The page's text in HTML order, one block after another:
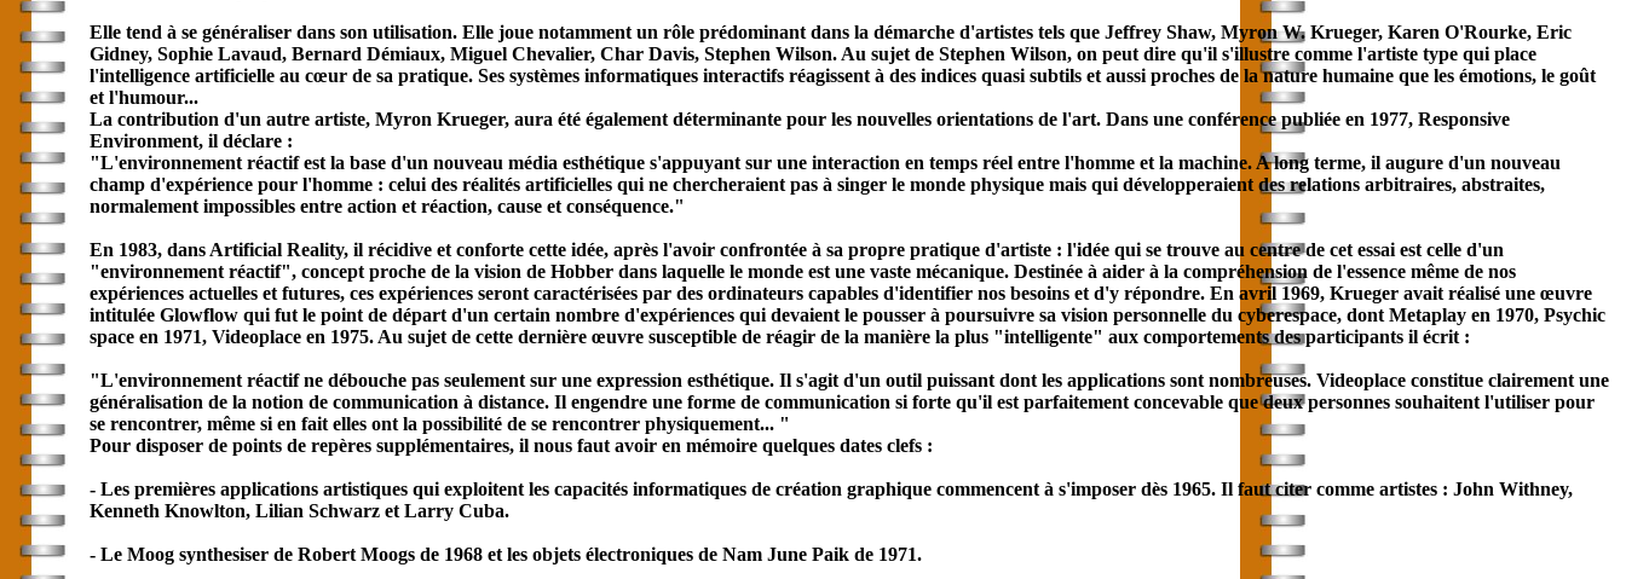
Elle tend à se généraliser dans son utilisation. Elle joue notamment un rôle prédominant dans la démarche d'artistes tels que Jeffrey Shaw, Myron W. Krueger, Karen O'Rourke, Eric
Gidney, Sophie Lavaud, Bernard Démiaux, Miguel Chevalier, Char Davis, Stephen Wilson. Au sujet de Stephen Wilson, on peut dire qu'il s'illustre comme l'artiste type qui place
l'intelligence artificielle au cœur de sa pratique. Ses systèmes informatiques interactifs réagissent à des indices quasi subtils et aussi proches de la nature humaine que les émotions, le goût
et l'humour...
La contribution d'un autre artiste, Myron Krueger, aura été également déterminante pour les nouvelles orientations de l'art. Dans une conférence publiée en 1977, Responsive
Environment, il déclare :
"L'environnement réactif est la base d'un nouveau média esthétique s'appuyant sur une interaction en temps réel entre l'homme et la machine. A long terme, il augure d'un nouveau
champ d'expérience pour l'homme : celui des réalités artificielles qui ne chercheraient pas à singer le monde physique mais qui développeraient des relations arbitraires, abstraites,
normalement impossibles entre action et réaction, cause et conséquence."
En 1983, dans Artificial Reality, il récidive et conforte cette idée, après l'avoir confrontée à sa propre pratique d'artiste : l'idée qui se trouve au centre de cet essai est celle d'un
"environnement réactif", concept proche de la vision de Hobber dans laquelle le monde est une vaste mécanique. Destinée à aider à la compréhension de l'essence même de nos
expériences actuelles et futures, ces expériences seront caractérisées par des ordinateurs capables d'identifier nos besoins et d'y répondre. En avril 1969, Krueger avait réalisé une œuvre
intitulée Glowflow qui fut le point de départ d'un certain nombre d'expériences qui devaient le pousser à poursuivre sa vision personnelle du cyberespace, dont Metaplay en 1970, Psychic
space en 1971, Videoplace en 1975. Au sujet de cette dernière œuvre susceptible de réagir de la manière la plus "intelligente" aux comportements des participants il écrit :
"L'environnement réactif ne débouche pas seulement sur une expression esthétique. Il s'agit d'un outil puissant dont les applications sont nombreuses. Videoplace constitue clairement une
généralisation de la notion de communication à distance. Il engendre une forme de communication si forte qu'il est parfaitement concevable que deux personnes souhaitent l'utiliser pour
se rencontrer, même si en fait elles ont la possibilité de se rencontrer physiquement... "
Pour disposer de points de repères supplémentaires, il nous faut avoir en mémoire quelques dates clefs :
- Les premières applications artistiques qui exploitent les capacités informatiques de création graphique commencent à s'imposer dès 1965. Il faut citer comme artistes : John Withney,
Kenneth Knowlton, Lilian Schwarz et Larry Cuba.
- Le Moog synthesiser de Robert Moogs de 1968 et les objets électroniques de Nam June Paik de 1971.